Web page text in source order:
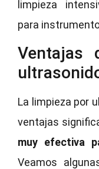
limpieza
para
Ventajas
La limpieza por
ventajas
muy efectiva
Veamos